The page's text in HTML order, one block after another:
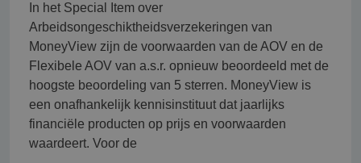
In het Special Item over
Arbeidsongeschiktheidsverzekeringen van
MoneyView zijn de voorwaarden van de AOV en de
Flexibele AOV van a.s.r. opnieuw beoordeeld met de
hoogste beoordeling van 5 sterren. MoneyView is
een onafhankelijk kennisinstituut dat jaarlijks
financiële producten op prijs en voorwaarden
waardeert. Voor de